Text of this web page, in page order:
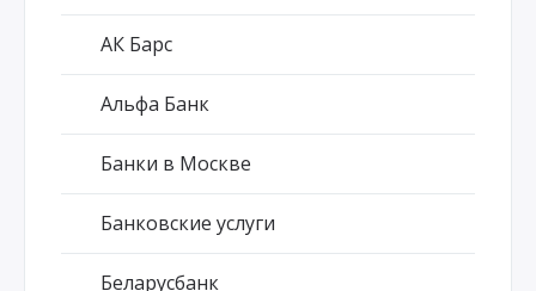
АК Барс
Альфа Банк
Банки в Москве
Банковские услуги
Беларусбанк